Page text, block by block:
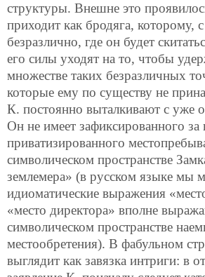
структуры. Внешне это
приходит как бродяга, которому,
безразлично, где он будет
его силы уходят на то, чтобы
множестве таких безразличных
которые ему по существу не
К. постоянно выталкивают с уже
Он не имеет зафиксированного за
приватизированного
символическом пространстве
землемера» (в русском языке мы
идиоматические выражения
«место директора» вполне
символическом пространстве
местообретения). В фабульном
выглядит как завязка интриги: в